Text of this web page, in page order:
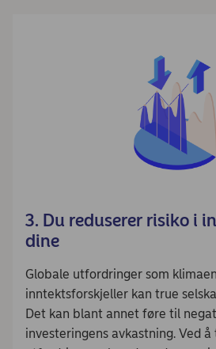
3. Du reduserer risiko i
dine
Globale utfordringer som
inntektsforskjeller kan true
Det kan blant annet føre til
investeringens avkastning. Ved å